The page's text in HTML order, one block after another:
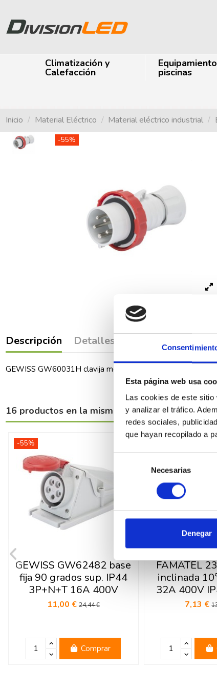
Esta página web usa
Las cookies de este
y analizar el tráfico.
redes sociales,
que hayan recopilado a
consentimiento
Necesarias
Denegar
Climatización y
Calefacción piscinas
Inicio Material Eléctrico Material eléctrico industrial
-55%
Descripción Detalles del producto
GEWISS GW60031H clavija movil ip67 3P+N+T 16A 400V
16 productos en la misma categoría:
-55%
GEWISS GW62482 base
fija 90 grados sup. IP44
3P+N+T 16A 400V
11,00 € 24,44 €
Comprar
FAMATEL
inclinada
32A 400V
7,13 €